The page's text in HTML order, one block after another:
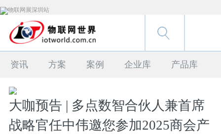
资讯 方案 案例 企业库 产品库
大咖预告 | 多点数智合伙人兼首席
战略官任中伟邀您参加2025商会产